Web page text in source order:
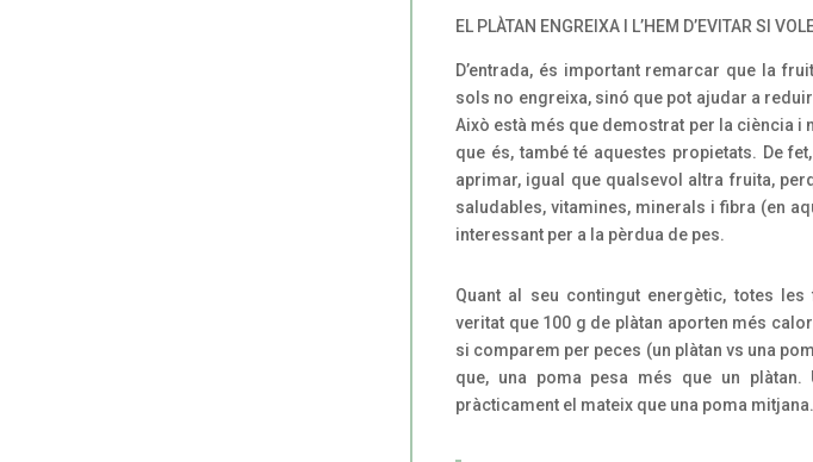
EL PLÀTAN ENGREIXA I L’HEM D’EVITAR SI
D’entrada, és important remarcar que la
sols no engreixa, sinó que pot ajudar a
Això està més que demostrat per la ciència i
que és, també té aquestes propietats. De
aprimar, igual que qualsevol altra fruita,
saludables, vitamines, minerals i fibra (en
interessant per a la pèrdua de pes.
Quant al seu contingut energètic, totes
veritat que 100 g de plàtan aporten més
si comparem per peces (un plàtan vs una
que, una poma pesa més que un
pràcticament el mateix que una poma mitjana.